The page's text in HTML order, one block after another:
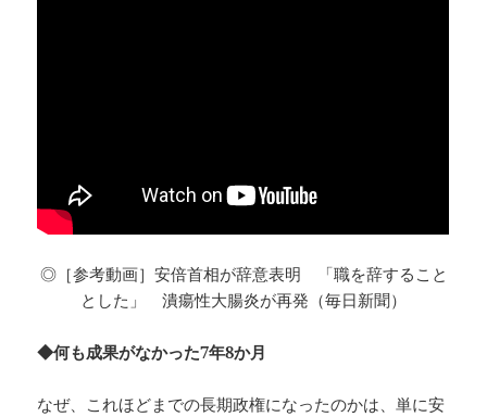
◎［参考動画］安倍首相が辞意表明 「職を辞すること
とした」 潰瘍性大腸炎が再発（毎日新聞）
◆何も成果がなかった7年8か月
なぜ、これほどまでの長期政権になったのかは、単に安